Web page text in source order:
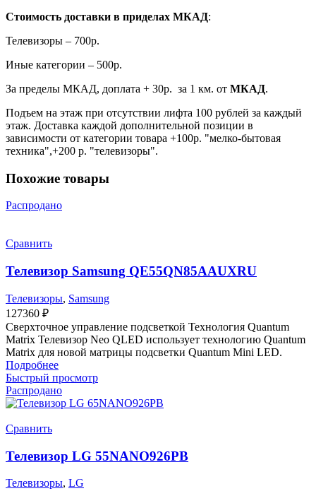
Стоимость доставки в приделах МКАД:
Телевизоры – 700р.
Иные категории – 500р.
За пределы МКАД, доплата + 30р. за 1 км. от МКАД.
Подъем на этаж при отсутствии лифта 100 рублей за каждый
этаж. Доставка каждой дополнительной позиции в
зависимости от категории товара +100р. "мелко-бытовая
техника",+200 р. "телевизоры".
Похожие товары
Распродано
Сравнить
Телевизор Samsung QE55QN85AAUXRU
Телевизоры, Samsung
127360 ₽
Сверхточное управление подсветкой Технология Quantum
Matrix Телевизор Neo QLED использует технологию Quantum
Matrix для новой матрицы подсветки Quantum Mini LED.
Подробнее
Быстрый просмотр
Распродано
Сравнить
Телевизор LG 55NANO926PB
Телевизоры, LG